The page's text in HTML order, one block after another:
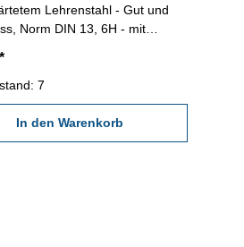
Lehrenstahl - Gut und
Norm DIN 13, 6H - mit
7
In den Warenkorb